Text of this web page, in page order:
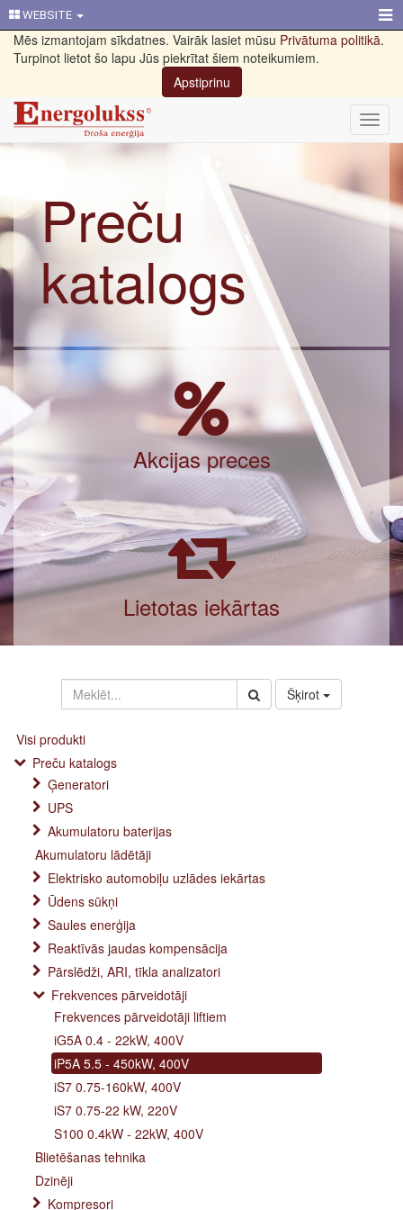
WEBSITE
Mēs izmantojam sīkdatnes. Vairāk lasiet mūsu Privātuma politikā.
Turpinot lietot šo lapu Jūs piekrītat šiem noteikumiem.
Apstiprinu
Preču
katalogs
Akcijas preces
Lietotas iekārtas
Šķirot
Visi produkti
Preču katalogs
Ģeneratori
UPS
Akumulatoru baterijas
Akumulatoru lādētāji
Elektrisko automobiļu uzlādes iekārtas
Ūdens sūkņi
Saules enerģija
Reaktīvās jaudas kompensācija
Pārslēdži, ARI, tīkla analizatori
Frekvences pārveidotāji
Frekvences pārveidotāji liftiem
iG5A 0.4 - 22kW, 400V
iP5A 5.5 - 450kW, 400V
iS7 0.75-160kW, 400V
iS7 0.75-22 kW, 220V
S100 0.4kW - 22kW, 400V
Blietēšanas tehnika
Dzinēji
Kompresori